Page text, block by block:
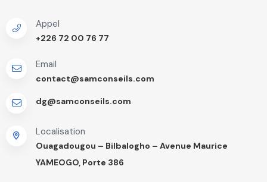
Appel
+226 72 00 76 77
Email
contact@samconseils.com
dg@samconseils.com
Localisation
Ouagadougou – Bilbalogho – Avenue Maurice
YAMEOGO, Porte 386